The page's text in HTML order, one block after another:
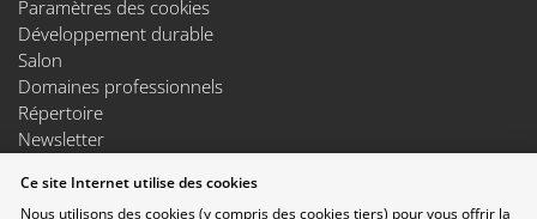
Paramètres des cookies
Développement durable
Salon
Domaines professionnels
Répertoire
Newsletter
Exposants
Ce site Internet utilise des cookies
Nous utilisons des cookies (y compris des cookies tiers) pour vous offrir la